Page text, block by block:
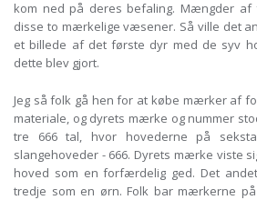
kom ned på deres befaling. Mængder af
disse to mærkelige væsener. Så ville det
et billede af det første dyr med de syv
dette blev gjort.
Jeg så folk gå hen for at købe mærker af
materiale, og dyrets mærke og nummer
tre 666 tal, hvor hovederne på
slangehoveder - 666. Dyrets mærke viste
hoved som en forfærdelig ged. Det
tredje som en ørn. Folk bar mærkerne